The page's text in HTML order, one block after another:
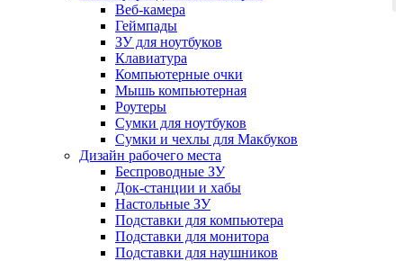
Веб-камера
Геймпады
ЗУ для ноутбуков
Клавиатура
Компьютерные очки
Мышь компьютерная
Роутеры
Сумки для ноутбуков
Сумки и чехлы для Макбуков
Дизайн рабочего места
Беспроводные ЗУ
Док-станции и хабы
Настольные ЗУ
Подставки для компьютера
Подставки для монитора
Подставки для наушников